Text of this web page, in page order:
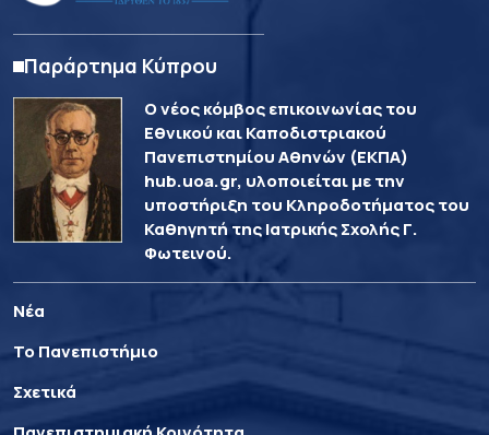
Παράρτημα Κύπρου
Ο νέος κόμβος επικοινωνίας του
Εθνικού και Καποδιστριακού
Πανεπιστημίου Αθηνών (ΕΚΠΑ)
hub.uoa.gr, υλοποιείται με την
υποστήριξη του Κληροδοτήματος του
Καθηγητή της Ιατρικής Σχολής Γ.
Φωτεινού.
Νέα
Το Πανεπιστήμιο
Σχετικά